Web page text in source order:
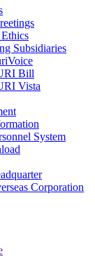
Subsidiaries
Bill
Vista
System
Corporation